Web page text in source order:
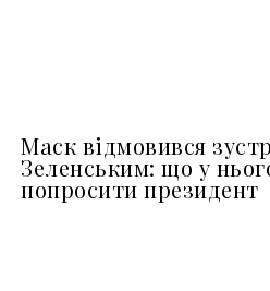
Маск відмовився
Зеленським: що у
попросити президент